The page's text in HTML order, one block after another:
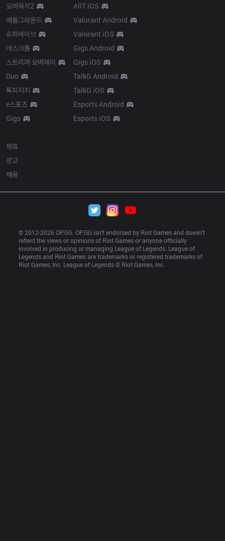
오버워치2
배틀그라운드
슈퍼바이브
데스크톱
스트리머 오버레이
Duo
톡피지지
e스포츠
Gigs
AllT iOS
Valorant Android
Valorant iOS
Gigs Android
Gigs iOS
TalkG Android
TalkG iOS
Esports Android
Esports iOS
제휴
광고
채용
© 2012-2026 OP.GG. OP.GG isn’t endorsed by Riot Games and doesn’t
reflect the views or opinions of Riot Games or anyone officially
involved in producing or managing League of Legends. League of
Legends and Riot Games are trademarks or registered trademarks of
Riot Games, Inc. League of Legends © Riot Games, Inc.